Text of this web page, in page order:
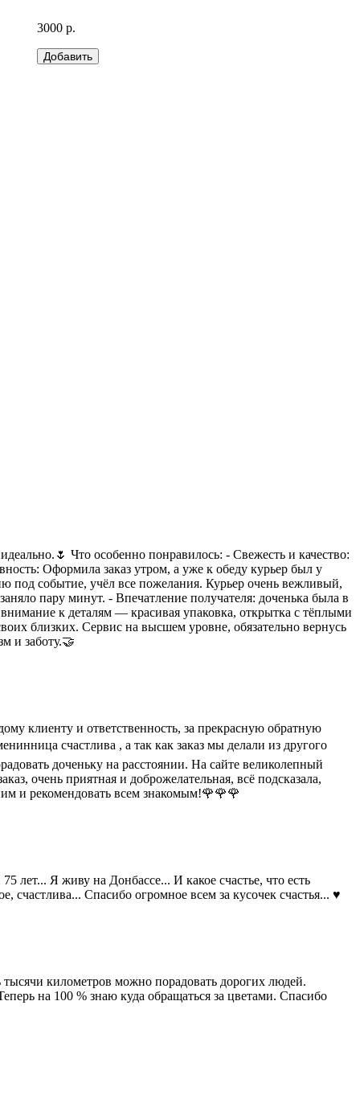
3000 р.
Что особенно понравилось: - Свежесть и качество:
Оформила заказ утром, а уже к обеду курьер был у
под событие, учёл все пожелания. Курьер очень вежливый,
пару минут. - Впечатление получателя: доченька была в
к деталям — красивая упаковка, открытка с тёплыми
близких. Сервис на высшем уровне, обязательно вернусь
и заботу.🤝
клиенту и ответственность, за прекрасную обратную
счастлива , а так как заказ мы делали из другого
доченьку на расстоянии. На сайте великолепный
очень приятная и доброжелательная, всё подсказала,
и рекомендовать всем знакомым!🌹🌹🌹
лет... Я живу на Донбассе... И какое счастье, что есть
счастлива... Спасибо огромное всем за кусочек счастья... ♥️
километров можно порадовать дорогих людей.
на 100 % знаю куда обращаться за цветами. Спасибо